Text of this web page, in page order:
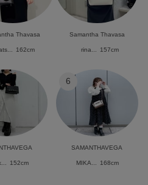
Thavasa
162cm
Samantha Thavasa
rina... 157cm
152cm
6
SAMANTHAVEGA
MIKA... 168cm